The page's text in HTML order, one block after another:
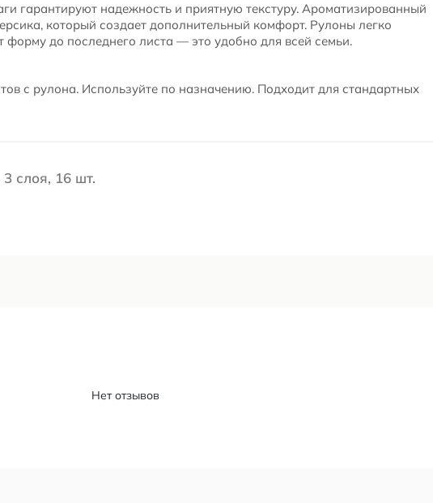
гарантируют надежность и приятную текстуру. Ароматизированный
который создает дополнительный комфорт. Рулоны легко
форму до последнего листа — это удобно для всей семьи.
с рулона. Используйте по назначению. Подходит для стандартных
слоя, 16 шт.
Нет отзывов